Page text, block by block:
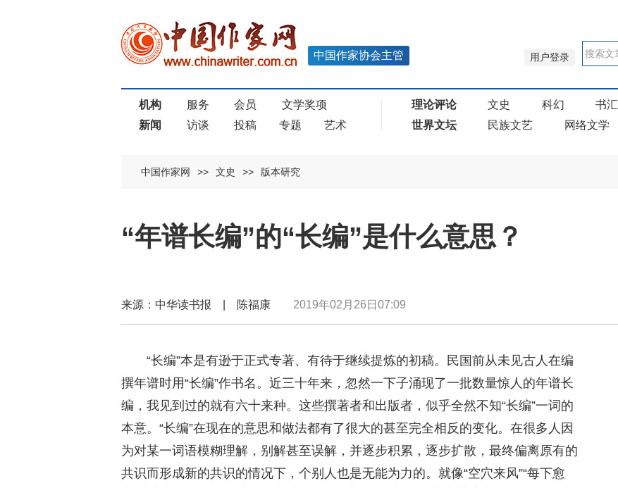
用户登录
中国作家协会主管
机构 服务 会员
文学奖项
新闻
访谈 投稿 专题 艺术
理论评论 文史 科幻 书汇
世界文坛
民族文艺 网络文学
中国作家网 >> 文史 >> 版本研究
“年谱长编”的“长编”是什么意思？
来源：中华读书报 | 陈福康 2019年02月26日07:09
“长编”本是有逊于正式专著、有待于继续提炼的初稿。民国前从未见古人在编
撰年谱时用“长编”作书名。近三十年来，忽然一下子涌现了一批数量惊人的年谱长
编，我见到过的就有六十来种。这些撰著者和出版者，似乎全然不知“长编”一词的
本意。“长编”在现在的意思和做法都有了很大的甚至完全相反的变化。在很多人因
为对某一词语模糊理解，别解甚至误解，并逐步积累，逐步扩散，最终偏离原有的
共识而形成新的共识的情况下，个别人也是无能为力的。就像“空穴来风”“每下愈